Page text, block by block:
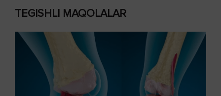
TEGISHLI MAQOLALAR